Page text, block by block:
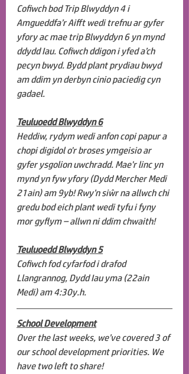
Cofiwch bod Trip Blwyddyn 4 i
Amgueddfa’r Aifft wedi trefnu ar gyfer
yfory ac mae trip Blwyddyn 6 yn mynd
ddydd Iau. Cofiwch ddigon i yfed a’ch
pecyn bwyd. Bydd plant prydiau bwyd
am ddim yn derbyn cinio paciedig cyn
gadael.
Teuluoedd Blwyddyn 6
Heddiw, rydym wedi anfon copi papur a
chopi digidol o'r broses ymgeisio ar
gyfer ysgolion uwchradd. Mae'r linc yn
mynd yn fyw yfory (Dydd Mercher Medi
21ain) am 9yb! Rwy’n siŵr na allwch chi
gredu bod eich plant wedi tyfu i fyny
mor gyflym – allwn ni ddim chwaith!
Teuluoedd Blwyddyn 5
Cofiwch fod cyfarfod i drafod
Llangrannog, Dydd Iau yma (22ain
Medi) am 4:30y.h.
School Development
Over the last weeks, we’ve covered 3 of
our school development priorities. We
have two left to share!